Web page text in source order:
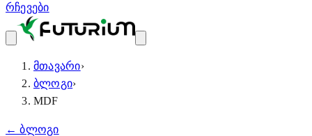
რჩევები
მთავარი›
ბლოგი›
MDF
← ბლოგი